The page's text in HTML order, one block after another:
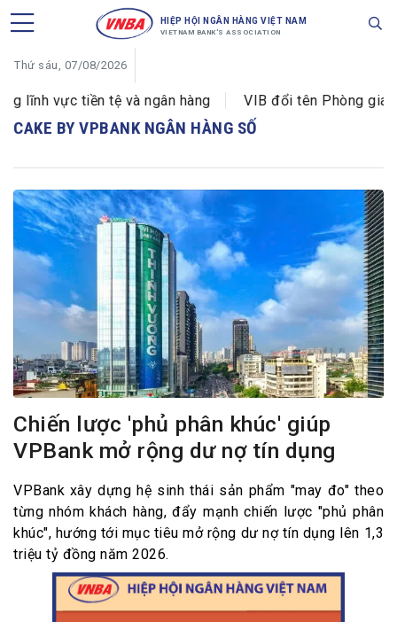
HIỆP HỘI NGÂN HÀNG VIỆT NAM
VIETNAM BANK'S ASSOCIATION
Thứ sáu, 07/08/2026
lĩnh vực tiền tệ và ngân hàng VIB đổi tên Phòng giao
CAKE BY VPBANK NGÂN HÀNG SỐ
Chiến lược 'phủ phân khúc' giúp
VPBank mở rộng dư nợ tín dụng
VPBank xây dựng hệ sinh thái sản phẩm "may đo" theo
từng nhóm khách hàng, đẩy mạnh chiến lược "phủ phân
khúc", hướng tới mục tiêu mở rộng dư nợ tín dụng lên 1,3
triệu tỷ đồng năm 2026.